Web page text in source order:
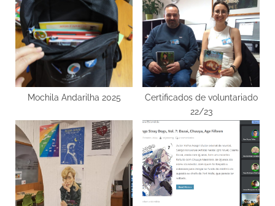
o
u
s
P
o
:
o
t
:
Mochila Andarilha 2025
Certificados de voluntariado
22/23